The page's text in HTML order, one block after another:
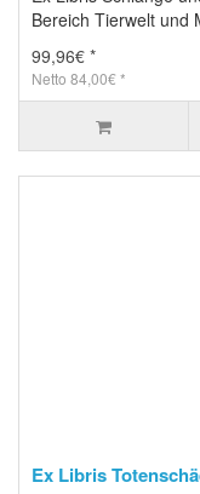
Bereich Tierwelt und
99,96€ *
Netto 84,00€ *
Ex Libris